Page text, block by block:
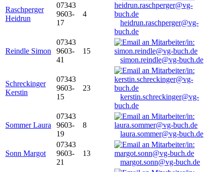
Raschperger
Heidrun
07343
9603-
17
4
heidrun.raschperger@vg-
buch.de
Reindle Simon
07343
9603-
41
15
simon.reindle@vg-buch.de
Schreckinger
Kerstin
07343
9603-
15
23
kerstin.schreckinger@vg-
buch.de
Sommer Laura
07343
9603-
19
8
laura.sommer@vg-buch.de
Sonn Margot
07343
9603-
21
13
margot.sonn@vg-buch.de